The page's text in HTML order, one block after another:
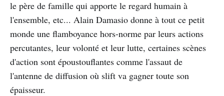
le père de famille qui apporte le regard humain à
l'ensemble, etc... Alain Damasio donne à tout ce petit
monde une flamboyance hors-norme par leurs actions
percutantes, leur volonté et leur lutte, certaines scènes
d'action sont époustouflantes comme l'assaut de
l'antenne de diffusion où slift va gagner toute son
épaisseur.